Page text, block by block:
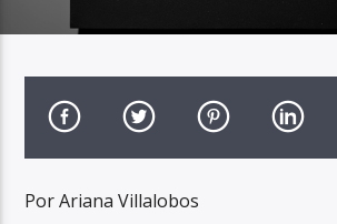
Por Ariana Villalobos